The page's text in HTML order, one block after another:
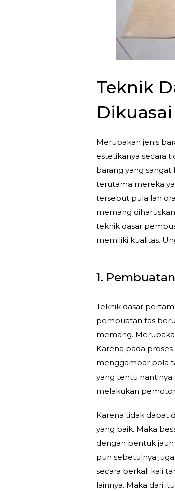
Teknik
Merupakan jenis
estetikanya secara
barang yang sangat
terutama mereka
tersebut pula lah
memang
teknik dasar
memiliki kualitas.
1.
Teknik dasar
pembuatan tas
memang.
Karena pada
menggambar pola
yang tentu nantinya
melakukan
Karena tidak dapat
yang baik. Maka
dengan bentuk
pun sebetulnya
secara berkali kali
lainnya. Maka dari